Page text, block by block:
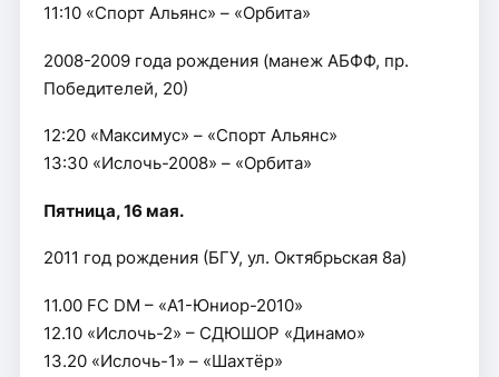
11:10 «Спорт Альянс» – «Орбита»
2008-2009 года рождения (манеж АБФФ, пр.
Победителей, 20)
12:20 «Максимус» – «Спорт Альянс»
13:30 «Ислочь-2008» – «Орбита»
Пятница, 16 мая.
2011 год рождения (БГУ, ул. Октябрьская 8а)
11.00 FC DM – «А1-Юниор-2010»
12.10 «Ислочь-2» – СДЮШОР «Динамо»
13.20 «Ислочь-1» – «Шахтёр»